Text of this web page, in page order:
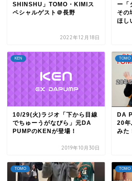
SHINSHU」TOMO・KIMIス
ペシャルゲスト＠長野
2022年12月18日
ー「
その
ほし
KEN
10/29(火)ラジオ「下から目線
でちゅーうがなびら」元DA
PUMPのKENが登場！
2019年10月30日
TOMO
DA
20年
みた
TOMO TOMO